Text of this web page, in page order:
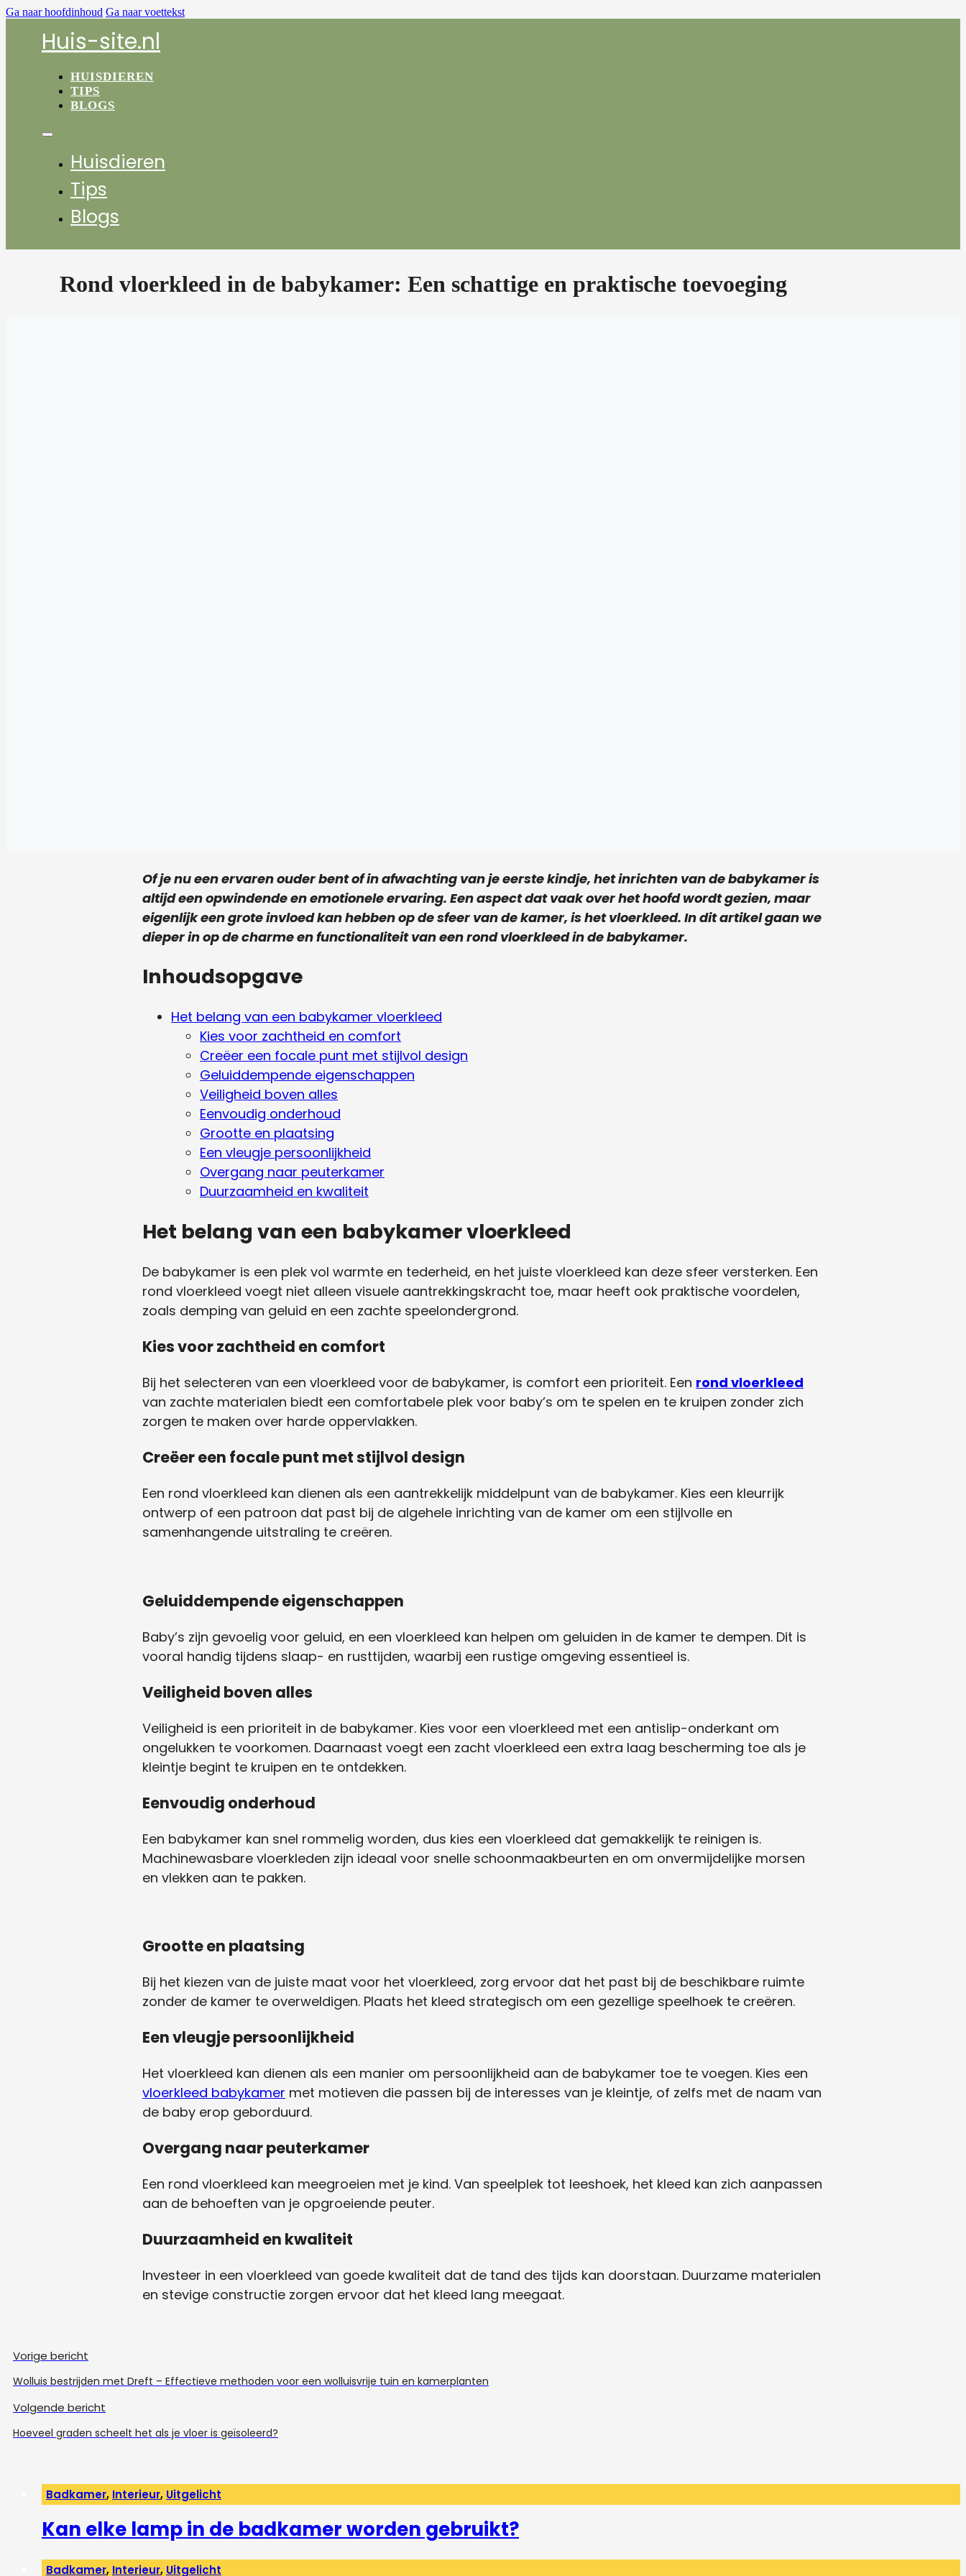
Ga naar hoofdinhoud Ga naar voettekst
Huis-site.nl
HUISDIEREN
TIPS
BLOGS
Huisdieren
Tips
Blogs
Rond vloerkleed in de babykamer: Een schattige en praktische toevoeging
Of je nu een ervaren ouder bent of in afwachting van je eerste kindje, het inrichten van de babykamer is
altijd een opwindende en emotionele ervaring. Een aspect dat vaak over het hoofd wordt gezien, maar
eigenlijk een grote invloed kan hebben op de sfeer van de kamer, is het vloerkleed. In dit artikel gaan we
dieper in op de charme en functionaliteit van een rond vloerkleed in de babykamer.
Inhoudsopgave
Het belang van een babykamer vloerkleed
Kies voor zachtheid en comfort
Creëer een focale punt met stijlvol design
Geluiddempende eigenschappen
Veiligheid boven alles
Eenvoudig onderhoud
Grootte en plaatsing
Een vleugje persoonlijkheid
Overgang naar peuterkamer
Duurzaamheid en kwaliteit
Het belang van een babykamer vloerkleed
De babykamer is een plek vol warmte en tederheid, en het juiste vloerkleed kan deze sfeer versterken. Een
rond vloerkleed voegt niet alleen visuele aantrekkingskracht toe, maar heeft ook praktische voordelen,
zoals demping van geluid en een zachte speelondergrond.
Kies voor zachtheid en comfort
Bij het selecteren van een vloerkleed voor de babykamer, is comfort een prioriteit. Een rond vloerkleed
van zachte materialen biedt een comfortabele plek voor baby’s om te spelen en te kruipen zonder zich
zorgen te maken over harde oppervlakken.
Creëer een focale punt met stijlvol design
Een rond vloerkleed kan dienen als een aantrekkelijk middelpunt van de babykamer. Kies een kleurrijk
ontwerp of een patroon dat past bij de algehele inrichting van de kamer om een stijlvolle en
samenhangende uitstraling te creëren.
Geluiddempende eigenschappen
Baby’s zijn gevoelig voor geluid, en een vloerkleed kan helpen om geluiden in de kamer te dempen. Dit is
vooral handig tijdens slaap- en rusttijden, waarbij een rustige omgeving essentieel is.
Veiligheid boven alles
Veiligheid is een prioriteit in de babykamer. Kies voor een vloerkleed met een antislip-onderkant om
ongelukken te voorkomen. Daarnaast voegt een zacht vloerkleed een extra laag bescherming toe als je
kleintje begint te kruipen en te ontdekken.
Eenvoudig onderhoud
Een babykamer kan snel rommelig worden, dus kies een vloerkleed dat gemakkelijk te reinigen is.
Machinewasbare vloerkleden zijn ideaal voor snelle schoonmaakbeurten en om onvermijdelijke morsen
en vlekken aan te pakken.
Grootte en plaatsing
Bij het kiezen van de juiste maat voor het vloerkleed, zorg ervoor dat het past bij de beschikbare ruimte
zonder de kamer te overweldigen. Plaats het kleed strategisch om een gezellige speelhoek te creëren.
Een vleugje persoonlijkheid
Het vloerkleed kan dienen als een manier om persoonlijkheid aan de babykamer toe te voegen. Kies een
vloerkleed babykamer met motieven die passen bij de interesses van je kleintje, of zelfs met de naam van
de baby erop geborduurd.
Overgang naar peuterkamer
Een rond vloerkleed kan meegroeien met je kind. Van speelplek tot leeshoek, het kleed kan zich aanpassen
aan de behoeften van je opgroeiende peuter.
Duurzaamheid en kwaliteit
Investeer in een vloerkleed van goede kwaliteit dat de tand des tijds kan doorstaan. Duurzame materialen
en stevige constructie zorgen ervoor dat het kleed lang meegaat.
Vorige bericht
Wolluis bestrijden met Dreft – Effectieve methoden voor een wolluisvrije tuin en kamerplanten
Volgende bericht
Hoeveel graden scheelt het als je vloer is geïsoleerd?
Badkamer, Interieur, Uitgelicht
Kan elke lamp in de badkamer worden gebruikt?
Badkamer, Interieur, Uitgelicht